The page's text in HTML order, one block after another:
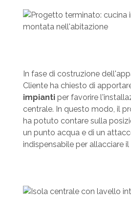
In fase di costruzione
Cliente ha chiesto di
impiantiper favorire
centrale. In questo modo, il
ha potuto contare sulla
un punto acqua e di un
indispensabile per allacciare